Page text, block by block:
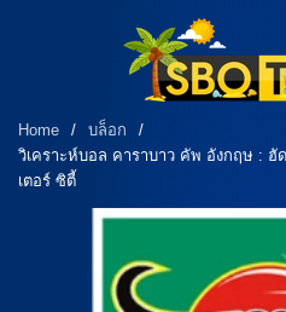
Home / บล็อก
/
วิเคราะห์บอล คาราบาว คัพ อังกฤษ : ฮั
เตอร์ ซิตี้